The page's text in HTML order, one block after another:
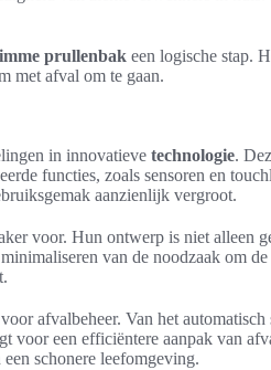
prullenbak een logische stap.
met afval om te gaan.
in innovatieve technologie.
functies, zoals sensoren en
aanzienlijk vergroot.
voor. Hun ontwerp is niet alleen
van de noodzaak om
afvalbeheer. Van het
voor een efficiëntere aanpak van
schonere leefomgeving.